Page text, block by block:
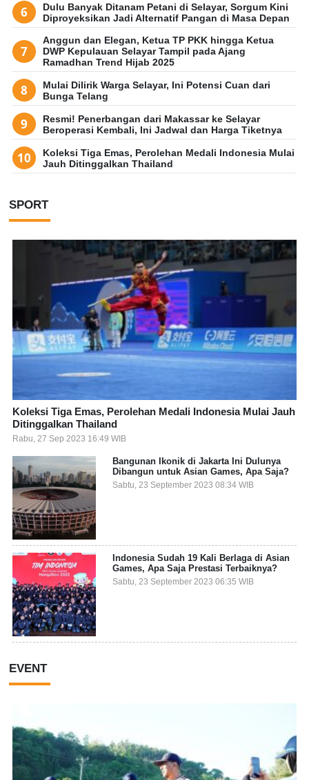
Dulu Banyak Ditanam Petani di Selayar, Sorgum Kini
Diproyeksikan Jadi Alternatif Pangan di Masa Depan
Anggun dan Elegan, Ketua TP PKK hingga Ketua
DWP Kepulauan Selayar Tampil pada Ajang
Ramadhan Trend Hijab 2025
Mulai Dilirik Warga Selayar, Ini Potensi Cuan dari
Bunga Telang
Resmi! Penerbangan dari Makassar ke Selayar
Beroperasi Kembali, Ini Jadwal dan Harga Tiketnya
Koleksi Tiga Emas, Perolehan Medali Indonesia Mulai
Jauh Ditinggalkan Thailand
SPORT
Koleksi Tiga Emas, Perolehan Medali Indonesia Mulai Jauh
Ditinggalkan Thailand
Rabu, 27 Sep 2023 16:49 WIB
Bangunan Ikonik di Jakarta Ini Dulunya
Dibangun untuk Asian Games, Apa Saja?
Sabtu, 23 September 2023 08:34 WIB
Indonesia Sudah 19 Kali Berlaga di Asian
Games, Apa Saja Prestasi Terbaiknya?
Sabtu, 23 September 2023 06:35 WIB
EVENT